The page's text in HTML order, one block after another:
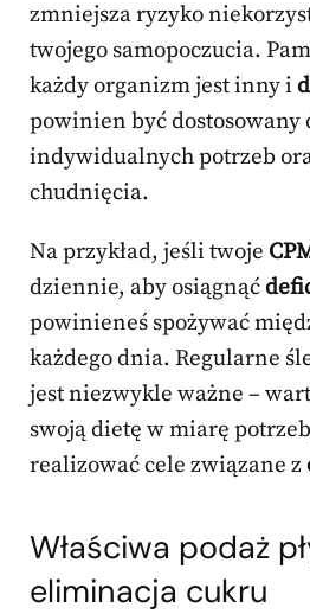
zmniejsza ryzyko
twojego samopoczucia.
każdy organizm jest inny i
powinien być dostosowany
indywidualnych potrzeb
chudnięcia.
Na przykład, jeśli twoje
dziennie, aby osiągnąć
powinieneś spożywać
każdego dnia. Regularne
jest niezwykle ważne –
swoją dietę w miarę
realizować cele związane z
Właściwa podaż
eliminacja cukru